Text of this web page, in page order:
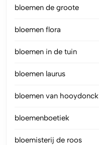
bloemen de groote
bloemen flora
bloemen in de tuin
bloemen laurus
bloemen van hooydonck
bloemenboetiek
bloemisterij de roos